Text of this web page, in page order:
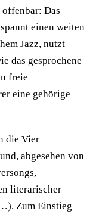
Das
einen weiten
Jazz, nutzt
das gesprochene
freie
eine gehörige
die Vier
abgesehen von
literarischer
Zum Einstieg